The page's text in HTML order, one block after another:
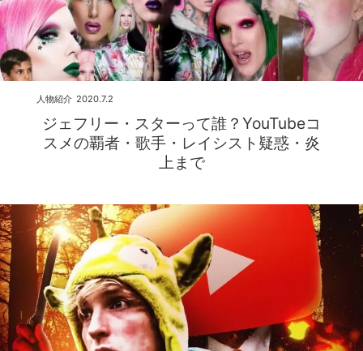
人物紹介 2020.7.2
ジェフリー・スターって誰？YouTubeコ
スメの覇者・歌手・レイシスト疑惑・炎
上まで